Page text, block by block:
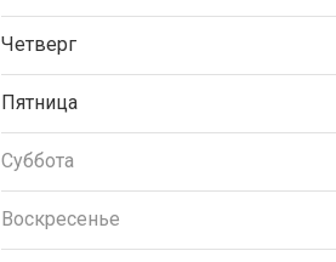
Четверг
Пятница
Суббота
Воскресенье